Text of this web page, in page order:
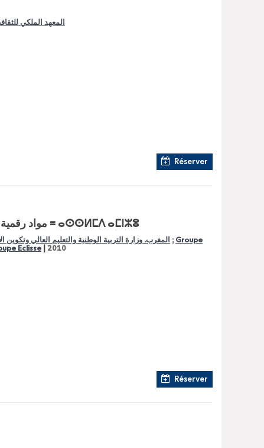
المعهد الملكي
Réserver
مواد رقمية لتعليم اللغة الأمازيغية : التعليم الإبتدائي = ⴰⵙⵙⵍⵎⴷ ⴰⵎⵏⵣⵓ
المغرب. وزارة التربية الوطنية والتعليم العالي وتكوين ; Groupe
Eclisse| 2010
Réserver